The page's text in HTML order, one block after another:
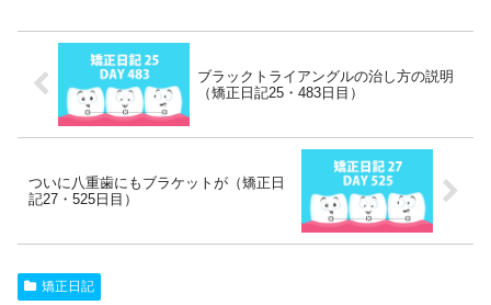
ブラックトライアングルの治し方の説明
（矯正日記25・483日目）
ついに八重歯にもブラケットが（矯正日
記27・525日目）
矯正日記